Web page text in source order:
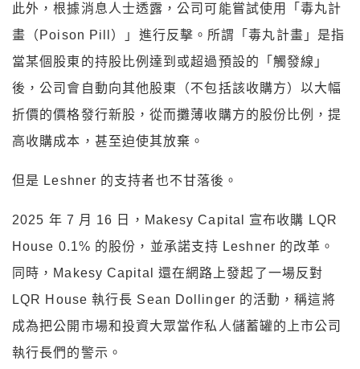
此外，根據消息人士透露，公司可能嘗試使用「毒丸計
畫（Poison Pill）」進行反擊。所謂「毒丸計畫」是指
當某個股東的持股比例達到或超過預設的「觸發線」
後，公司會自動向其他股東（不包括該收購方）以大幅
折價的價格發行新股，從而攤薄收購方的股份比例，提
高收購成本，甚至迫使其放棄。
但是 Leshner 的支持者也不甘落後。
2025 年 7 月 16 日，Makesy Capital 宣布收購 LQR
House 0.1% 的股份，並承諾支持 Leshner 的改革。
同時，Makesy Capital 還在網路上發起了一場反對
LQR House 執行長 Sean Dollinger 的活動，稱這將
成為把公開市場和投資大眾當作私人儲蓄罐的上市公司
執行長們的警示。